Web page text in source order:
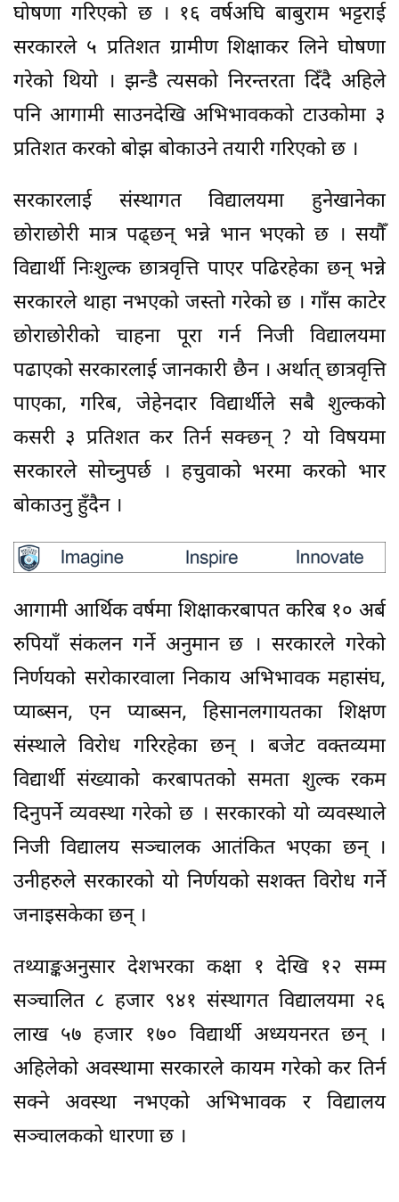
घोषणा गरिएको छ । १६ वर्षअघि बाबुराम भट्टराई
सरकारले ५ प्रतिशत ग्रामीण शिक्षाकर लिने घोषणा
गरेको थियो । झन्डै त्यसको निरन्तरता दिँदै अहिले
पनि आगामी साउनदेखि अभिभावकको टाउकोमा ३
प्रतिशत करको बोझ बोकाउने तयारी गरिएको छ ।
सरकारलाई संस्थागत विद्यालयमा हुनेखानेका
छोराछोरी मात्र पढ्छन् भन्ने भान भएको छ । सयौँ
विद्यार्थी निःशुल्क छात्रवृत्ति पाएर पढिरहेका छन् भन्ने
सरकारले थाहा नभएको जस्तो गरेको छ । गाँस काटेर
छोराछोरीको चाहना पूरा गर्न निजी विद्यालयमा
पढाएको सरकारलाई जानकारी छैन । अर्थात् छात्रवृत्ति
पाएका, गरिब, जेहेनदार विद्यार्थीले सबै शुल्कको
कसरी ३ प्रतिशत कर तिर्न सक्छन् ? यो विषयमा
सरकारले सोच्नुपर्छ । हचुवाको भरमा करको भार
बोकाउनु हुँदैन ।
आगामी आर्थिक वर्षमा शिक्षाकरबापत करिब १० अर्ब
रुपियाँ संकलन गर्ने अनुमान छ । सरकारले गरेको
निर्णयको सरोकारवाला निकाय अभिभावक महासंघ,
प्याब्सन, एन प्याब्सन, हिसानलगायतका शिक्षण
संस्थाले विरोध गरिरहेका छन् । बजेट वक्तव्यमा
विद्यार्थी संख्याको करबापतको समता शुल्क रकम
दिनुपर्ने व्यवस्था गरेको छ । सरकारको यो व्यवस्थाले
निजी विद्यालय सञ्चालक आतंकित भएका छन् ।
उनीहरुले सरकारको यो निर्णयको सशक्त विरोध गर्ने
जनाइसकेका छन् ।
तथ्याङ्कअनुसार देशभरका कक्षा १ देखि १२ सम्म
सञ्चालित ८ हजार ९४१ संस्थागत विद्यालयमा २६
लाख ५७ हजार १७० विद्यार्थी अध्ययनरत छन् ।
अहिलेको अवस्थामा सरकारले कायम गरेको कर तिर्न
सक्ने अवस्था नभएको अभिभावक र विद्यालय
सञ्चालकको धारणा छ ।